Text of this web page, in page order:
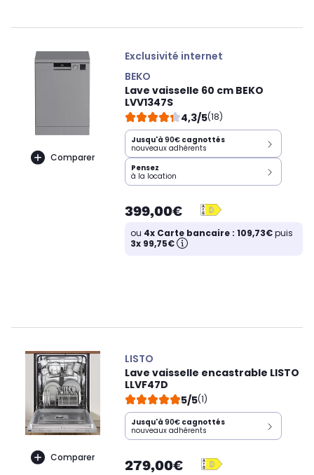
Comparer
Exclusivité internet
BEKO
Lave vaisselle 60 cm BEKO
LVV1347S
4,3/5(18)
Jusqu'à 90€ cagnottés
nouveaux adhérents
Pensez
à la location
399,00€
ou 4x Carte bancaire : 109,73€puis
3x 99,75€
Comparer
LISTO
Lave vaisselle encastrable LISTO
LLVF47D
5/5(1)
Jusqu'à 90€ cagnottés
nouveaux adhérents
279,00€